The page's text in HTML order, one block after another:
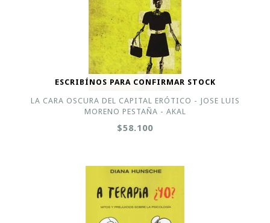
ESCRIBÍNOS PARA CONFIRMAR STOCK
LA CARA OSCURA DEL CAPITAL ERÓTICO - JOSE LUIS
MORENO PESTAÑA - AKAL
$58.100